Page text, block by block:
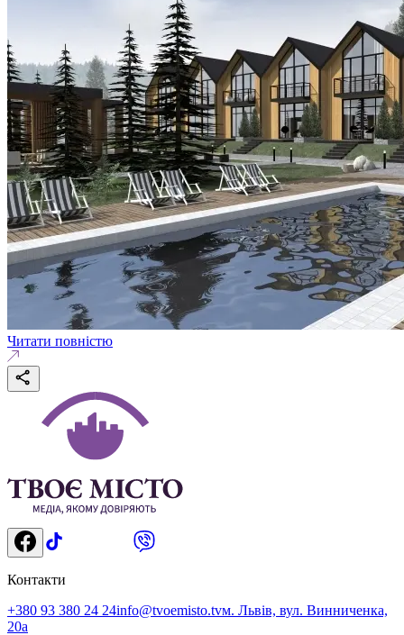
Читати повністю
Контакти
+380 93 380 24 24info@tvoemisto.tvм. Львів, вул. Винниченка,
20а